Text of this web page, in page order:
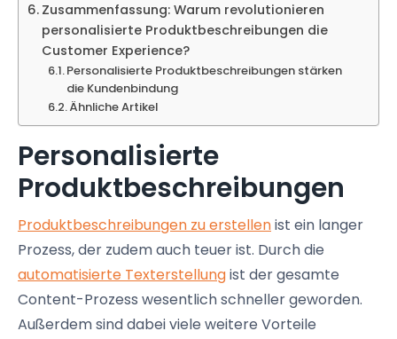
Zusammenfassung: Warum revolutionieren
personalisierte Produktbeschreibungen die
Customer Experience?
Personalisierte Produktbeschreibungen stärken
die Kundenbindung
Ähnliche Artikel
Personalisierte
Produktbeschreibungen
Produktbeschreibungen zu erstellenist ein langer
Prozess, der zudem auch teuer ist. Durch die
automatisierte Texterstellungist der gesamte
Content-Prozess wesentlich schneller geworden.
Außerdem sind dabei viele weitere Vorteile